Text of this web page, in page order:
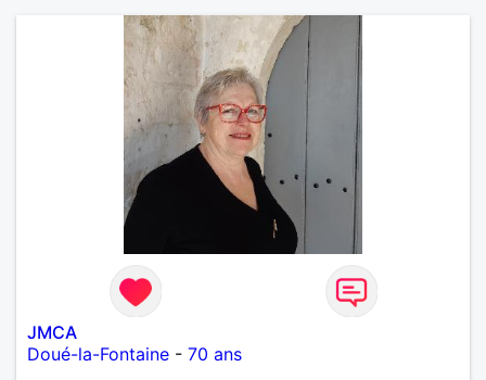
JMCA
Doué-la-Fontaine - 70 ans